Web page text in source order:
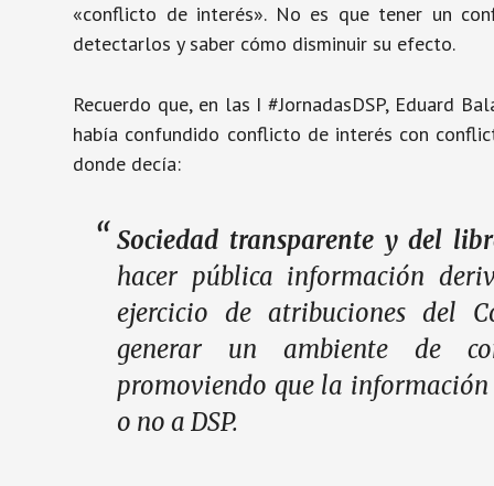
«conflicto de interés». No es que tener un
detectarlos y saber cómo disminuir su efecto.
Recuerdo que, en las I #JornadasDSP, Eduard
había confundido conflicto de interés con
donde decía:
Sociedad transparente y del
hacer pública información
ejercicio de atribuciones del
generar un ambiente de
promoviendo que la
o no a DSP.